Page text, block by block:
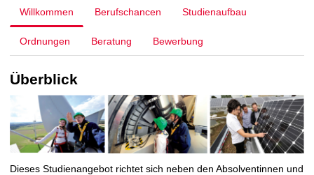
Willkommen Berufschancen Studienaufbau
Ordnungen Beratung Bewerbung
Überblick
Dieses Studienangebot richtet sich neben den Absolventinnen und